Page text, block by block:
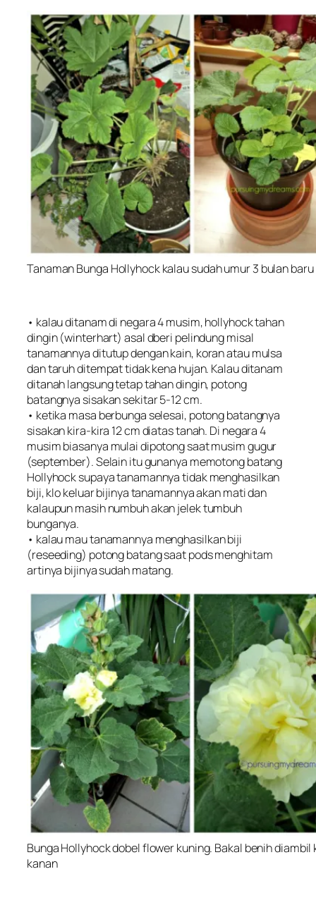
Tanaman Bunga Hollyhock kalau sudah umur 3 bulan
• kalau ditanam di negara 4 musim, hollyhock tahan
dingin (winterhart) asal dberi pelindung misal
tanamannya ditutup dengan kain, koran atau mulsa
dan taruh ditempat tidak kena hujan. Kalau ditanam
ditanah langsung tetap tahan dingin, potong
batangnya sisakan sekitar 5-12 cm.
• ketika masa berbunga selesai, potong batangnya
sisakan kira-kira 12 cm diatas tanah. Di negara 4
musim biasanya mulai dipotong saat musim gugur
(september). Selain itu gunanya memotong batang
Hollyhock supaya tanamannya tidak menghasilkan
biji, klo keluar bijinya tanamannya akan mati dan
kalaupun masih numbuh akan jelek tumbuh
bunganya.
• kalau mau tanamannya menghasilkan biji
(reseeding) potong batang saat pods menghitam
artinya bijinya sudah matang.
Bunga Hollyhock dobel flower kuning. Bakal benih
kanan